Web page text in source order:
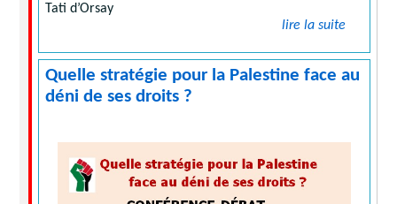
Tati d’Orsay
lire la suite
Quelle stratégie pour la Palestine face au
déni de ses droits ?